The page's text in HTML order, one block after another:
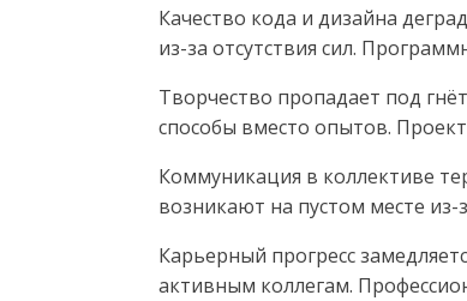
Качество кода и дизайна
из-за отсутствия сил.
Творчество пропадает под
способы вместо опытов.
Коммуникация в коллективе
возникают на пустом месте
Карьерный прогресс
активным коллегам.